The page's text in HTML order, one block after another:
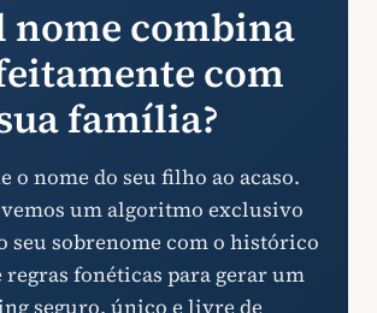
nome combina
com
família?
o nome do seu filho ao acaso.
um algoritmo exclusivo
seu sobrenome com o histórico
regras fonéticas para gerar um